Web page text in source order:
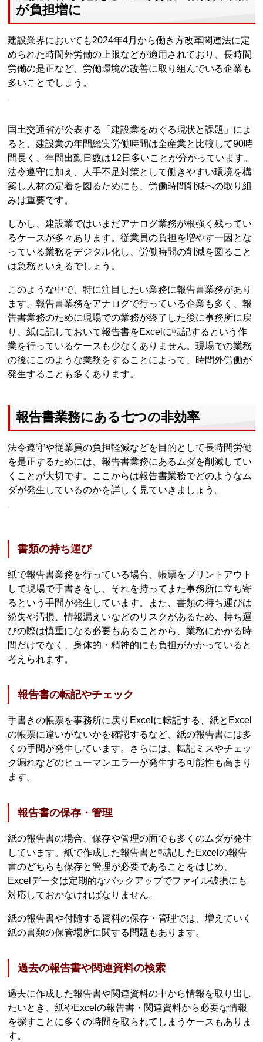
が負担増に
建設業界においても2024年4月から働き方改革関連法に定
められた時間外労働の上限などが適用されており、長時間
労働の是正など、労働環境の改善に取り組んでいる企業も
多いことでしょう。
国土交通省が公表する「建設業をめぐる現状と課題」によ
ると、建設業の年間総実労働時間は全産業と比較して90時
間長く、年間出勤日数は12日多いことが分かっています。
法令遵守に加え、人手不足対策として働きやすい環境を構
築し人材の定着を図るためにも、労働時間削減への取り組
みは重要です。
しかし、建設業ではいまだアナログ業務が根強く残ってい
るケースが多々あります。従業員の負担を増やす一因とな
っている業務をデジタル化し、労働時間の削減を図ること
は急務といえるでしょう。
このような中で、特に注目したい業務に報告書業務があり
ます。報告書業務をアナログで行っている企業も多く、報
告書業務のために現場での業務が終了した後に事務所に戻
り、紙に記しておいて報告書をExcelに転記するという作
業を行っているケースも少なくありません。現場での業務
の後にこのような業務をすることによって、時間外労働が
発生することも多くあります。
報告書業務にある七つの非効率
法令遵守や従業員の負担軽減などを目的として長時間労働
を是正するためには、報告書業務にあるムダを削減してい
くことが大切です。ここからは報告書業務でどのようなム
ダが発生しているのかを詳しく見ていきましょう。
書類の持ち運び
紙で報告書業務を行っている場合、帳票をプリントアウト
して現場で手書きをし、それを持ってまた事務所に立ち寄
るという手間が発生しています。また、書類の持ち運びは
紛失や汚損、情報漏えいなどのリスクがあるため、持ち運
びの際は慎重になる必要もあることから、業務にかかる時
間だけでなく、身体的・精神的にも負担がかかっていると
考えられます。
報告書の転記やチェック
手書きの帳票を事務所に戻りExcelに転記する、紙とExcel
の帳票に違いがないかを確認するなど、紙の報告書には多
くの手間が発生しています。さらには、転記ミスやチェッ
ク漏れなどのヒューマンエラーが発生する可能性も高まり
ます。
報告書の保存・管理
紙の報告書の場合、保存や管理の面でも多くのムダが発生
しています。紙で作成した報告書と転記したExcelの報告
書のどちらも保存と管理が必要であることをはじめ、
Excelデータは定期的なバックアップでファイル破損にも
対応しておかなければなりません。
紙の報告書や付随する資料の保存・管理では、増えていく
紙の書類の保管場所に関する問題もあります。
過去の報告書や関連資料の検索
過去に作成した報告書や関連資料の中から情報を取り出し
たいとき、紙やExcelの報告書・関連資料から必要な情報
を探すことに多くの時間を取られてしまうケースもありま
す。